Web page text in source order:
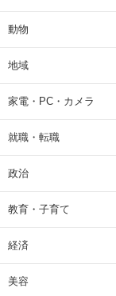
動物
地域
家電・PC・カメラ
就職・転職
政治
教育・子育て
経済
美容